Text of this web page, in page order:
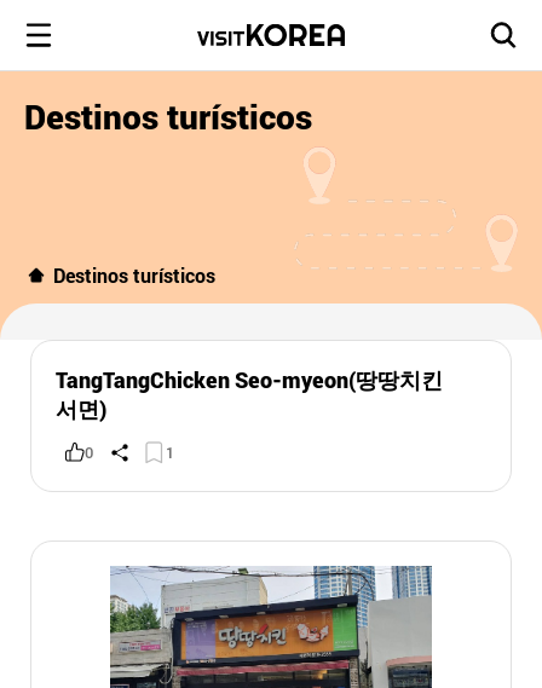
Destinos turísticos
Destinos turísticos
TangTangChicken Seo-myeon(땅땅치킨
서면)
0 1